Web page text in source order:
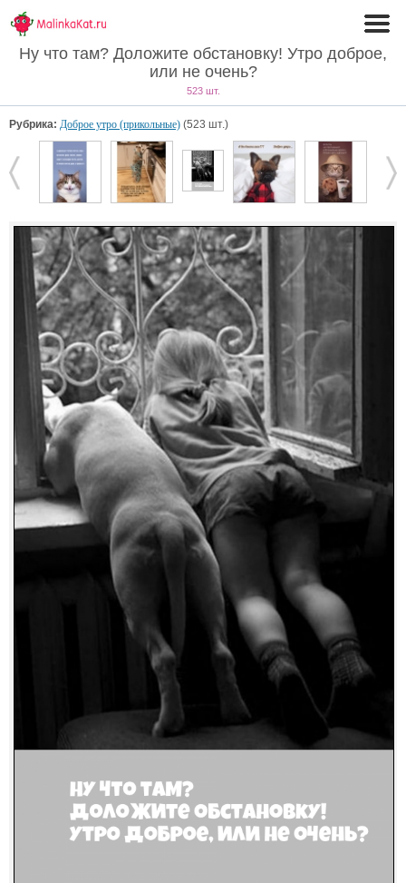
Ну что там? Доложите обстановку! Утро доброе,
или не очень?
523 шт.
Рубрика: Доброе утро (прикольные) (523 шт.)